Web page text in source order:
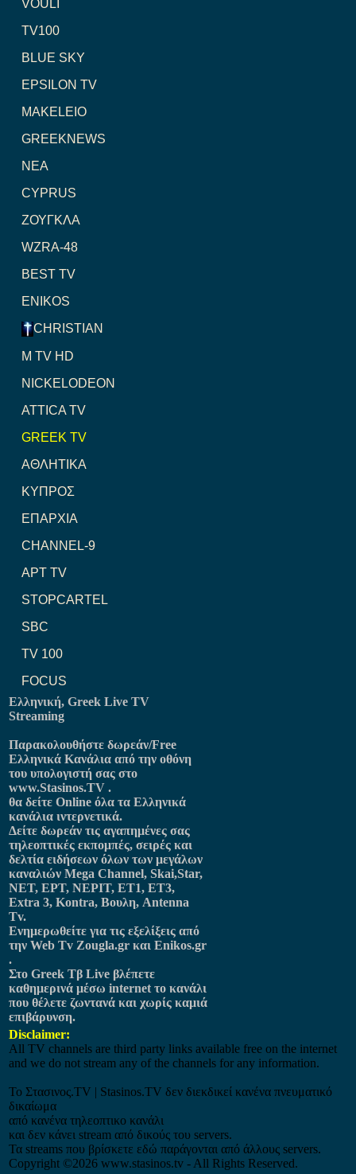
VOULI
TV100
BLUE SKY
EPSILON TV
MAKELEIO
GREEKNEWS
NEA
CYPRUS
ΖΟΥΓΚΛΑ
WZRA-48
BEST TV
ENIKOS
CHRISTIAN
M TV HD
NICKELODEON
ATTICA TV
GREEK TV
ΑΘΛΗΤΙΚΑ
ΚΥΠΡΟΣ
ΕΠΑΡΧΙΑ
CHANNEL-9
ΑΡΤ TV
STOPCARTEL
SBC
TV 100
FOCUS
Ελληνική, Greek Live TV
Streaming
Παρακολουθήστε δωρεάν/Free
Ελληνικά Κανάλια από την οθόνη
του υπολογιστή σας στο
www.Stasinos.TV .
θα δείτε Online όλα τα Ελληνικά
κανάλια ιντερνετικά.
Δείτε δωρεάν τις αγαπημένες σας
τηλεοπτικές εκπομπές, σειρές και
δελτία ειδήσεων όλων των μεγάλων
καναλιών Mega Channel, Skai,Star,
NET, ΕΡΤ, ΝΕΡΙΤ, ET1, ET3,
Extra 3, Kontra, Βουλη, Antenna
Tv.
Ενημερωθείτε για τις εξελίξεις από
την Web Tv Zougla.gr και Enikos.gr
.
Στο Greek Tβ Live βλέπετε
καθημερινά μέσω internet το κανάλι
που θέλετε ζωντανά και χωρίς καμιά
επιβάρυνση.
Disclaimer:
All TV channels are third party links available free on the internet
and we do not stream any of the channels for any information.
Το Στασινος.ΤV | Stasinos.TV δεν διεκδικεί κανένα πνευματικό
δικαίωμα
από κανένα τηλεοπτικο κανάλι
και δεν κάνει stream από δικούς του servers.
Τα streams που βρίσκετε εδώ παράγονται από άλλους servers.
Copyright ©2026 www.stasinos.tv - All Rights Reserved.